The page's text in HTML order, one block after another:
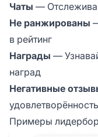
Чаты —
Не ранжированы
в рейтинг
Награды —
наград
Негативные
Примеры